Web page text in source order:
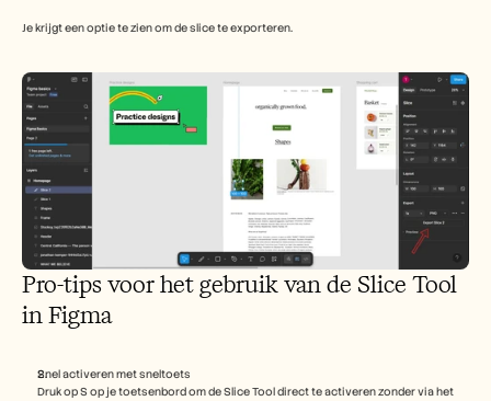
Je krijgt een optie te zien om de slice te exporteren.
Pro-tips voor het gebruik van de Slice Tool
in Figma
Snel activeren met sneltoets
Druk op S op je toetsenbord om de Slice Tool direct te activeren zonder via het